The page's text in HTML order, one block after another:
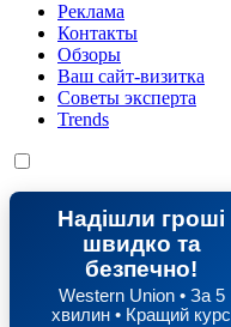
Реклама
Контакты
Обзоры
Ваш сайт-визитка
Советы эксперта
Trends
Надішли гроші
швидко та
безпечно!
Western Union • За 5
хвилин • Кращий курс